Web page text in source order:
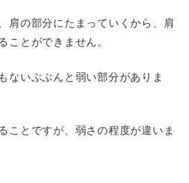
肩の部分にたまっていくから、肩
ことができません。
ないぶぶんと弱い部分がありま
ことですが、弱さの程度が違いま